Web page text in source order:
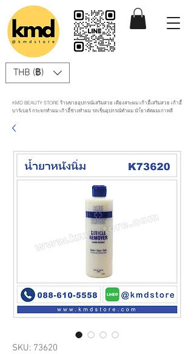
THB (฿)
KMD BEAUTY STORE ร้านขายอุปกรณ์เสริมสวย เตียงสระผม เก้าอี้เสริมสวย เก้าอี้
บาร์เบอร์ กระจกทำผม เก้าอี้ช่างทำผม รถเข็นอุปกรณ์ทำผม นำ้ยาดัดผมเกาหลี
SKU: 73620